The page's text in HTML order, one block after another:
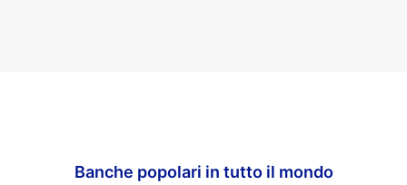
Banche popolari in tutto il mondo